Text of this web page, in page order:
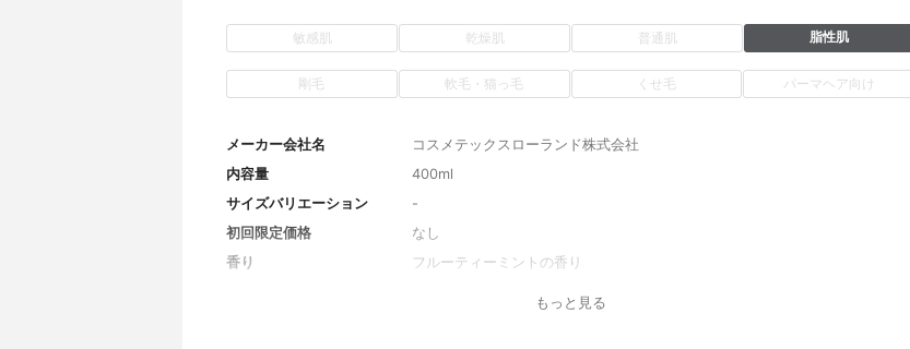
敏感肌 乾燥肌 普通肌 脂性肌
剛毛 軟毛・猫っ毛 くせ毛 パーマヘア向け
メーカー会社名
コスメテックスローランド株式会社
内容量
400ml
サイズバリエーション
-
初回限定価格
なし
香り
フルーティーミントの香り
水、ラウレス硫酸Na、コカミドDEA、グリセリン、塩化Na、オレフィン(C14-
16)スルホン酸Na、カキタンニン、銀、ナタマメ種子エキス、チャ葉エキス、
もっと見る